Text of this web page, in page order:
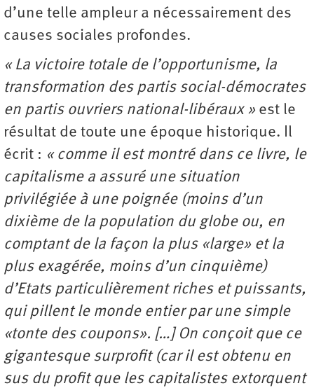
d’une telle ampleur a nécessairement des
causes sociales profondes.
« La victoire totale de l’opportunisme, la
transformation des partis social-démocrates
en partis ouvriers national-libéraux » est le
résultat de toute une époque historique. Il
écrit : « comme il est montré dans ce livre, le
capitalisme a assuré une situation
privilégiée à une poignée (moins d’un
dixième de la population du globe ou, en
comptant de la façon la plus «large» et la
plus exagérée, moins d’un cinquième)
d’Etats particulièrement riches et puissants,
qui pillent le monde entier par une simple
«tonte des coupons». […] On conçoit que ce
gigantesque surprofit (car il est obtenu en
sus du profit que les capitalistes extorquent